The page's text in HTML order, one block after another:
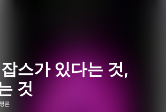
스가 있다는 것,
것
론